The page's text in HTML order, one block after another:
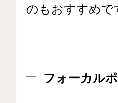
のもおすすめで
フォーカル